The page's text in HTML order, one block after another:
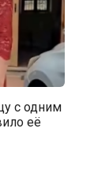
с одним
её